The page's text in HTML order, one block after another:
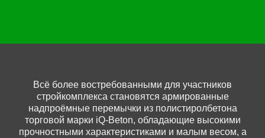
Всё более востребованными для участников
стройкомплекса становятся армированные
надпроёмные перемычки из полистиролбетона
торговой марки iQ-Beton, обладающие высокими
прочностными характеристиками и малым весом, а